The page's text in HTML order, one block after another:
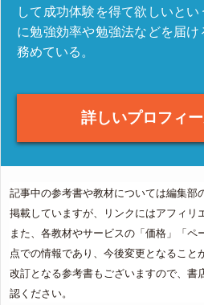
して成功体験を得て欲しいと
に勉強効率や勉強法などを届
務めている。
詳しいプロフィ
記事中の参考書や教材については編集部
掲載していますが、リンクにはアフィリ
また、各教材やサービスの「価格」「ペ
点での情報であり、今後変更となること
改訂となる参考書もございますので、書
認ください。